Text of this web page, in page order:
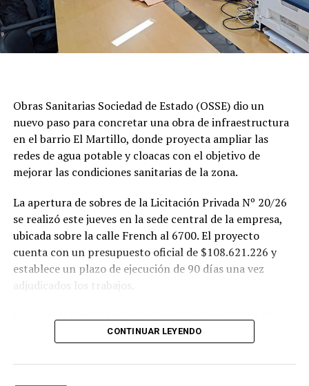
Obras Sanitarias Sociedad de Estado (OSSE) dio un
nuevo paso para concretar una obra de infraestructura
en el barrio El Martillo, donde proyecta ampliar las
redes de agua potable y cloacas con el objetivo de
mejorar las condiciones sanitarias de la zona.
La apertura de sobres de la Licitación Privada Nº 20/26
se realizó este jueves en la sede central de la empresa,
ubicada sobre la calle French al 6700. El proyecto
cuenta con un presupuesto oficial de $108.621.226 y
establece un plazo de ejecución de 90 días una vez
adjudicados los trabajos.
agua potable incluyen la colocación de unos 355 metros
ejecución de 29 conexiones domiciliarias. Los trabajos se
desarrollarán en distintos sectores comprendidos por
CONTINUAR LEYENDO